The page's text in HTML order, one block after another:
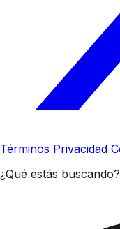
Términos Privacidad
¿Qué estás buscando?